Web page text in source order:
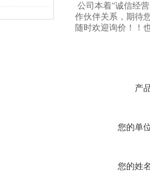
公司本着“诚信经
作伙伴关系，期
随时欢迎询价！！
产
您的单
您的姓